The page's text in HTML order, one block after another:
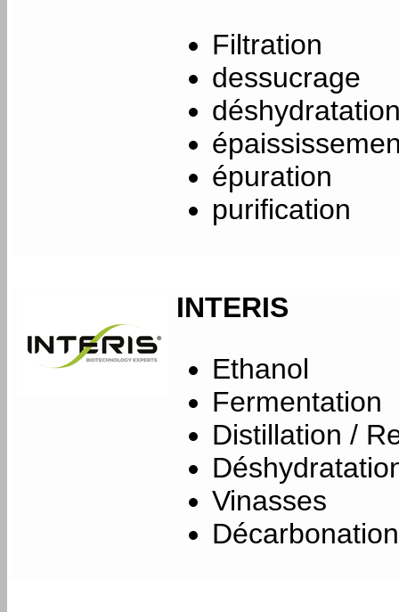
Filtration
dessucrage
épuration
purification
INTERIS
Ethanol
Fermentation
Distillation /
Vinasses
Décarbonation